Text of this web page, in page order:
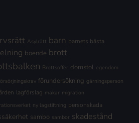
Asylrätt barn barnets bästa
boende brott
Brottsoffer domstol egendom
förundersökning gärningsperson
lagförslag makar migration
ny lagstiftning personskada
sambo sambor skadestånd